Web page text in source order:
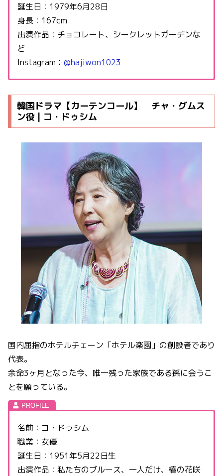
誕生日：1979年6月28日
身長：167cm
出演作品：チョコレート、シークレットガーデンな
ど
Instagram： @hajiwon1023
韓国ドラマ【カーテンコール】 チャ・グムス
ン役 | コ・ドゥシム
国内屈指のホテルチェーン「ホテル楽園」の創設者であり
代表。
余命3ヶ月となった今、唯一残った家族である孫に会うこ
とを願っている。
名前：コ・ドゥシム
職業：女優
誕生日：1951年5月22日生
出演作品：私たちのブルース、一人だけ、椿の花咲